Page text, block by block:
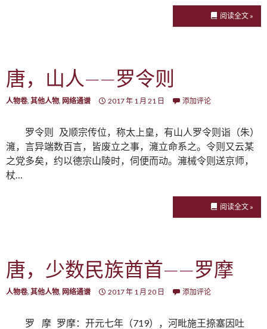
阅读全文 »
唐，山人——罗令则
人物卷, 其他人物, 网络通谱 2017 年 1 月 21 日 添加评论
罗令则 及顺宗传位，称太上皇，有山人罗令则诣（朱）
澭，言异端数百言，皆废立之事，澭立命系之。令则又云某
之党多矣，约以德宗山陵时，伺便而动。澭械令则送京师，
杖…
阅读全文 »
唐，少数民族酋首——罗摩
人物卷, 其他人物, 网络通谱 2017 年 1 月 20 日 添加评论
罗 摩 罗摩：开元七年（719），河毗施王捺塞因吐